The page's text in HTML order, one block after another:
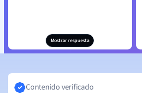
Mostrar respuesta
Contenido verificado